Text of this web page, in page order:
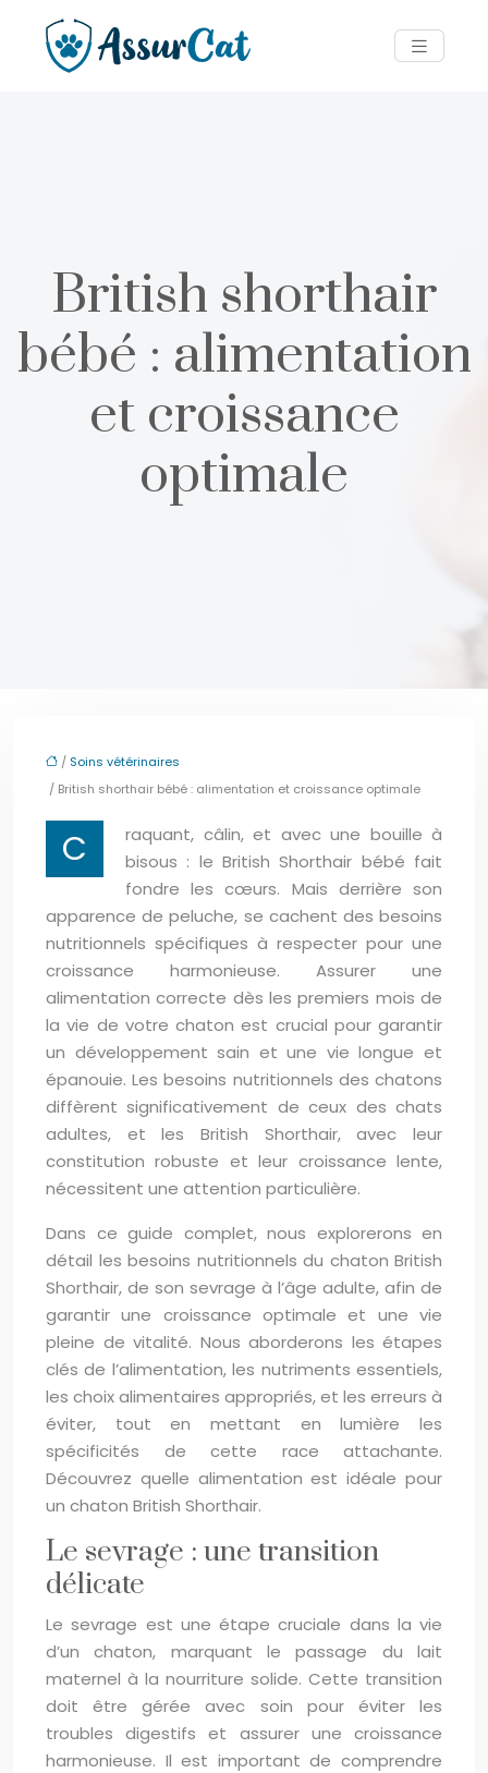
British shorthair
bébé : alimentation
et croissance
optimale
/ Soins vétérinaires
/ British shorthair bébé : alimentation et croissance optimale
C
raquant, câlin, et avec une bouille à
bisous : le British Shorthair bébé fait
fondre les cœurs. Mais derrière son
apparence de peluche, se cachent des besoins
nutritionnels spécifiques à respecter pour une
croissance harmonieuse. Assurer une
alimentation correcte dès les premiers mois de
la vie de votre chaton est crucial pour garantir
un développement sain et une vie longue et
épanouie. Les besoins nutritionnels des chatons
diffèrent significativement de ceux des chats
adultes, et les British Shorthair, avec leur
constitution robuste et leur croissance lente,
nécessitent une attention particulière.
Dans ce guide complet, nous explorerons en
détail les besoins nutritionnels du chaton British
Shorthair, de son sevrage à l’âge adulte, afin de
garantir une croissance optimale et une vie
pleine de vitalité. Nous aborderons les étapes
clés de l’alimentation, les nutriments essentiels,
les choix alimentaires appropriés, et les erreurs à
éviter, tout en mettant en lumière les
spécificités de cette race attachante.
Découvrez quelle alimentation est idéale pour
un chaton British Shorthair.
Le sevrage : une transition
délicate
Le sevrage est une étape cruciale dans la vie
d’un chaton, marquant le passage du lait
maternel à la nourriture solide. Cette transition
doit être gérée avec soin pour éviter les
troubles digestifs et assurer une croissance
harmonieuse. Il est important de comprendre